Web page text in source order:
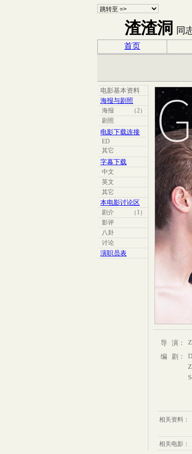
渣渣洞 同
首页
电影基本资料
海报与剧照
海报
（2）
剧照
电影下载连接
ED
其它
字幕下载
中文
英文
其它
本电影讨论区
剧介
（1）
影评
八卦
讨论
演职员表
导 演：
编 剧：
相关资料：
相关电影：